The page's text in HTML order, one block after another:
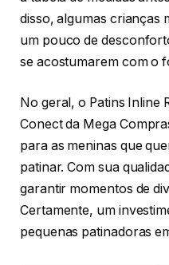
disso, algumas crianças
um pouco de
se acostumarem com o
No geral, o Patins Inline
Conect da Mega
para as meninas que
patinar. Com sua
garantir momentos de
Certamente, um
pequenas patinadoras